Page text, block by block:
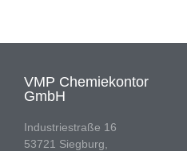
VMP Chemiekontor
GmbH
Industriestraße 16
53721 Siegburg,